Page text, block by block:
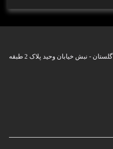
آدرس دفتر مرکزی : اهواز سه راه گلستان - نبش خیابان وحید پلاک 2 طبقه